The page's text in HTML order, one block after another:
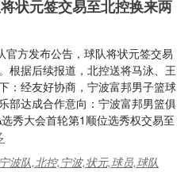
状元签交易至北控换来两
官方发布公告，球队将状元签交易
根据后续报道，北控送将马泳、王
：经友好协商，宁波富邦男子篮球
部达成合作意向：宁波富邦男篮俱
秀大会首轮第1顺位选秀权交易至
宁波队,北控,宁波,状元,球员,球队